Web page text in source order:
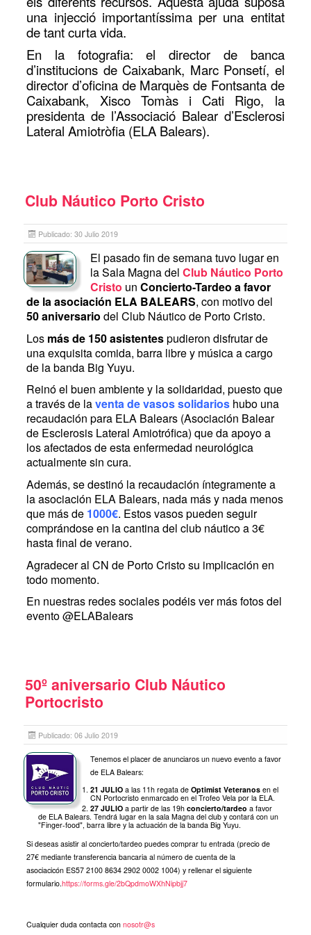
una injecció importantíssima per una entitat
de tant curta vida.
En la fotografia: el director de banca
d’institucions de Caixabank, Marc Ponsetí, el
director d’oficina de Marquès de Fontsanta de
Caixabank, Xisco Tomàs i Cati Rigo, la
presidenta de l’Associació Balear d’Esclerosi
Lateral Amiotròfia (ELA Balears).
Club Náutico Porto Cristo
Publicado: 30 Julio 2019
El pasado fin de semana tuvo lugar en
la Sala Magna del Club Náutico Porto
Cristo un Concierto-Tardeo a favor
de la asociación ELA BALEARS, con motivo del
50 aniversario del Club Náutico de Porto Cristo.
Los más de 150 asistentespudieron disfrutar de
una exquisita comida, barra libre y música a cargo
de la banda Big Yuyu.
Reinó el buen ambiente y la solidaridad, puesto que
a través de laventa de vasos solidarios hubo una
recaudación para ELA Balears (Asociación Balear
de Esclerosis Lateral Amiotrófica) que da apoyo a
los afectados de esta enfermedad neurológica
actualmente sin cura.
Además, se destinó la recaudación íntegramente a
la asociación ELA Balears, nada más y nada menos
que más de 1000€. Estos vasos pueden seguir
comprándose en la cantina del club náutico a 3€
hasta final de verano.
Agradecer al CN de Porto Cristo su implicación en
todo momento.
En nuestras redes sociales podéis ver más fotos del
evento @ELABalears
50º aniversario Club Náutico
Portocristo
Publicado: 06 Julio 2019
Tenemos el placer de anunciaros un nuevo evento a favor
de ELA Balears:
21 JULIOa las 11h regata de Optimist Veteranosen el
CN Portocristo enmarcado en el Trofeo Vela por la ELA.
27 JULIOa partir de las 19h concierto/tardeo a favor
de ELA Balears. Tendrá lugar en la sala Magna del club y contará con un
"Finger-food", barra libre y la actuación de la banda Big Yuyu.
Si deseas asistir al concierto/tardeo puedes comprar tu entrada (precio de
27€ mediante transferencia bancaria al número de cuenta de la
asociacicón ES57 2100 8634 2902 0002 1004) y rellenar el siguiente
formulario.https://forms.gle/2bQpdmoWXhNipbjj7
Cualquier duda contacta connosotr@s